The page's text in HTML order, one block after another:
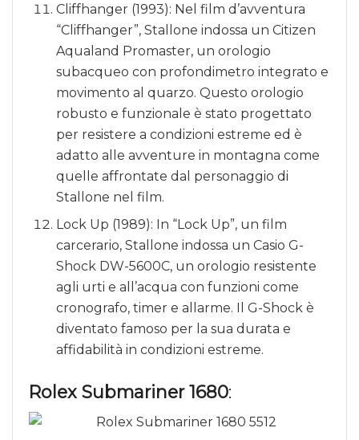
Cliffhanger (1993): Nel film d’avventura
“Cliffhanger”, Stallone indossa un Citizen
Aqualand Promaster, un orologio
subacqueo con profondimetro integrato e
movimento al quarzo. Questo orologio
robusto e funzionale è stato progettato
per resistere a condizioni estreme ed è
adatto alle avventure in montagna come
quelle affrontate dal personaggio di
Stallone nel film.
Lock Up (1989): In “Lock Up”, un film
carcerario, Stallone indossa un Casio G-
Shock DW-5600C, un orologio resistente
agli urti e all’acqua con funzioni come
cronografo, timer e allarme. Il G-Shock è
diventato famoso per la sua durata e
affidabilità in condizioni estreme.
Rolex Submariner 1680: